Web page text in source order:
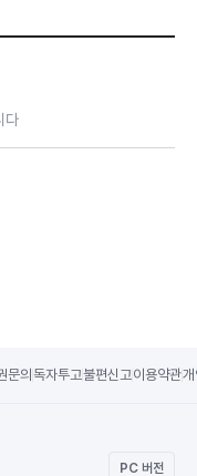
다
문의 독자투고불편신고이용약관
PC 버전